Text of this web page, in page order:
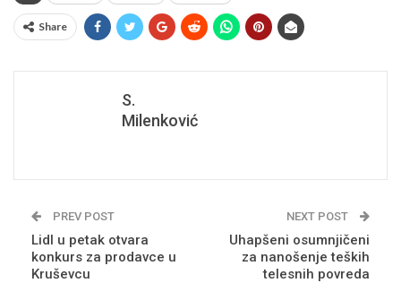
Share
S.
Milenković
PREV POST
Lidl u petak otvara
konkurs za prodavce u
Kruševcu
NEXT POST
Uhapšeni osumnjičeni
za nanošenje teških
telesnih povreda